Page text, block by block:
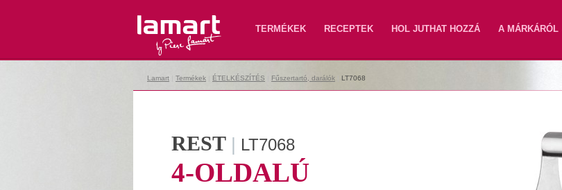
Lamart TERMÉKEK RECEPTEK HOL JUTHAT HOZZÁ A MÁRKÁRÓL
Lamart Termékek ÉTELKÉSZÍTÉS Fűszertartó, darálók LT7068
REST | LT7068
4-OLDALÚ